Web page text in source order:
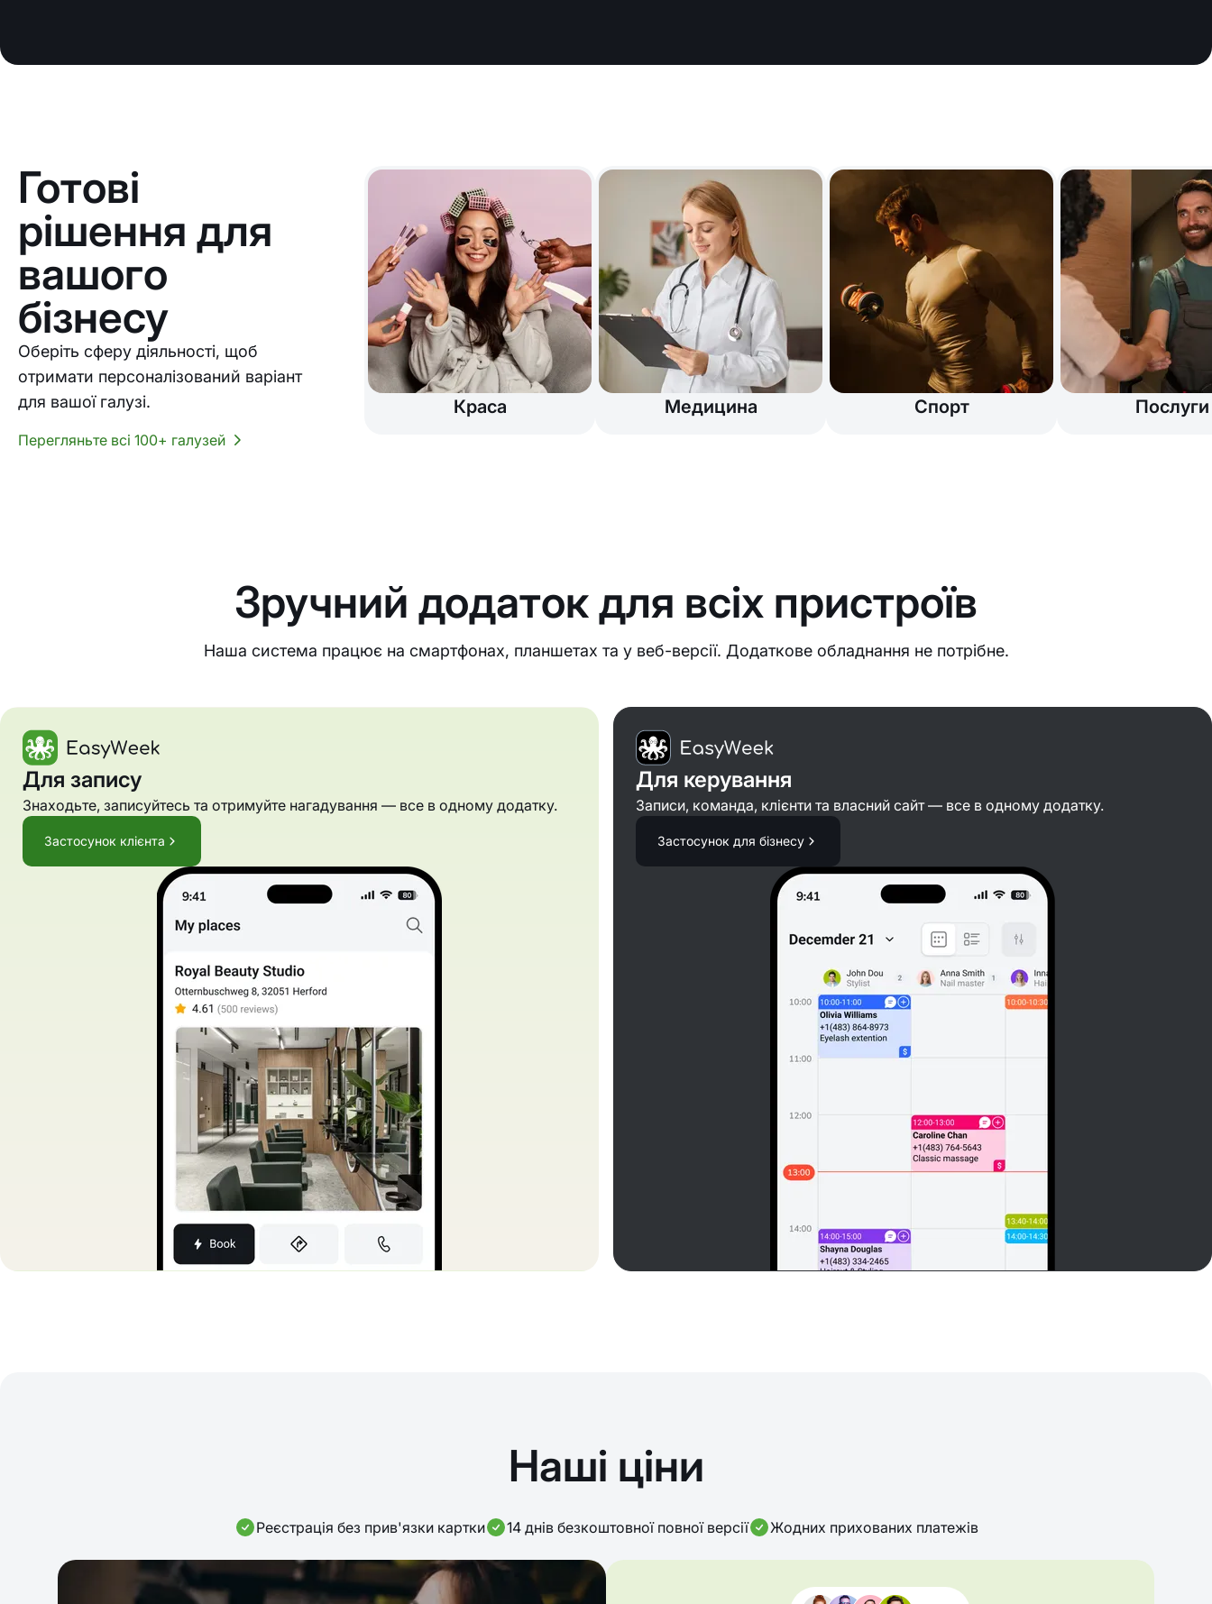
Готові
рішення для
вашого
бізнесу
Оберіть сферу діяльності, щоб
отримати персоналізований варіант
для вашої галузі.
Перегляньте всі 100+ галузей
Краса Медицина Спорт Послуги
Зручний додаток для всіх пристроїв
Наша система працює на смартфонах, планшетах та у веб-версії. Додаткове обладнання не потрібне.
Для запису
Знаходьте, записуйтесь та отримуйте нагадування — все в одному додатку.
Застосунок клієнта
Для керування
Записи, команда, клієнти та власний сайт — все в одному додатку.
Застосунок для бізнесу
Наші ціни
Реєстрація без прив'язки картки 14 днів безкоштовної повної версії Жодних прихованих платежів